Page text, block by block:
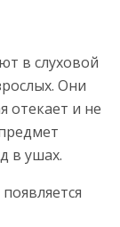
в слуховой
Они
отекает и не
в ушах.